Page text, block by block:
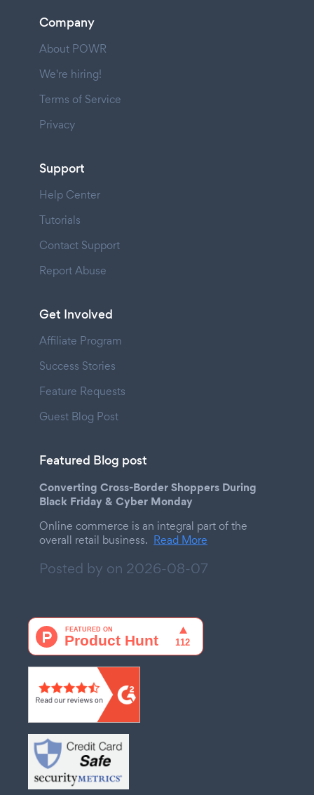
Company
About POWR
We're hiring!
Terms of Service
Privacy
Support
Help Center
Tutorials
Contact Support
Report Abuse
Get Involved
Affiliate Program
Success Stories
Feature Requests
Guest Blog Post
Featured Blog post
Converting Cross-Border Shoppers During
Black Friday & Cyber Monday
Online commerce is an integral part of the
overall retail business. Read More
Posted by on 2026-08-07